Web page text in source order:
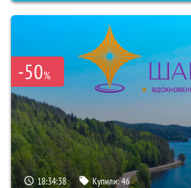
-50%
18:34:37 Купили:46